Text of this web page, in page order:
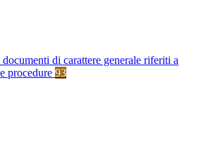
di carattere generale riferiti a
procedure 93